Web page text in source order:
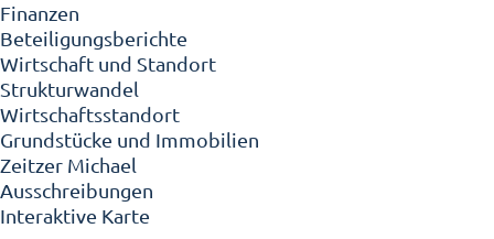
Finanzen
Beteiligungsberichte
Wirtschaft und Standort
Strukturwandel
Wirtschaftsstandort
Grundstücke und Immobilien
Zeitzer Michael
Ausschreibungen
Interaktive Karte